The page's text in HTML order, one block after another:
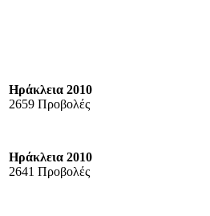
Ηράκλεια 2010
2659 Προβολές
Ηράκλεια 2010
2641 Προβολές